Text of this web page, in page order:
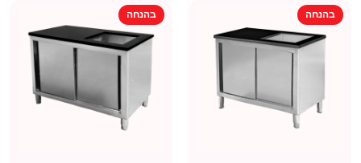
המקורי
היה:
₪4,814.
הנוכחי
הוא:
₪3,852.
המקורי
היה:
₪3,601.
הנוכחי
הוא:
₪3,240.
בהנחה בהנחה